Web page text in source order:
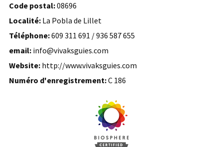
Code postal:08696
Localité: La Pobla de Lillet
Téléphone:609 311 691 / 936 587 655
email: info@vivaksguies.com
Website: http://www.vivaksguies.com
Numéro d'enregistrement:C 186